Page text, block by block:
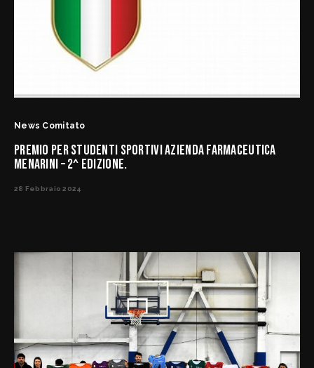
News Comitato
PREMIO PER STUDENTI SPORTIVI AZIENDA FARMACEUTICA
MENARINI – 2^ EDIZIONE.
28 Febbraio 2024